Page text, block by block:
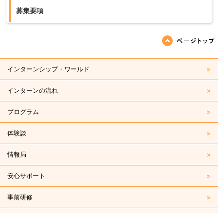
募集要項
インターンシップ・ワールド
インターンの流れ
プログラム
体験談
情報局
安心サポート
事前研修